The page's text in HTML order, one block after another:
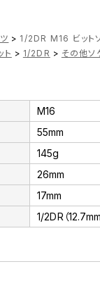
> 1/2DR M16 ビット
ト > 1/2DR > その他ソ
M16
55mm
145g
26mm
17mm
1/2DR（12.7mm